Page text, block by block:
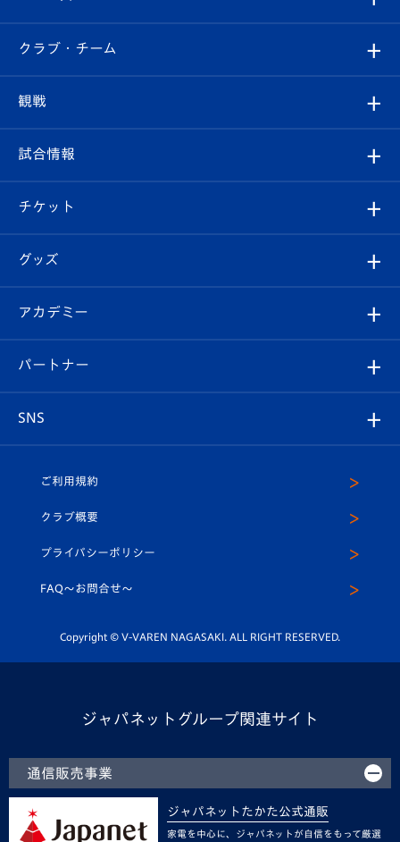
すべて
クラブ
試合情報
チケット
イベント
メディア
ホームタウン
クラブ・チーム
クラブ概要
エンブレム紹介
スタッフプロフィール
マスコット紹介
平和祈念活動
ホームタウン活動
観戦
観戦ルール
はじめての観戦ガイド
Revive Team
ヴィヴィくんの長崎おもてなしガイド
試合情報
試合日程/結果
フォトギャラリー
スタジアムグルメ
チケット
チケット
V-LOVERS（ファンクラブ）
プレイヤーズスイート
グッズ
オンラインショップ
店舗情報
アカデミー
育成からのお知らせ
U-18
スクール
パートナー
SNS
ヴィヴィくんインスタグラム
公式LINE＠
ご利用規約
クラブ概要
プライバシーポリシー
FAQ〜お問合せ〜
Copyright © V-VAREN NAGASAKI. ALL RIGHT RESERVED.
ジャパネットグループ関連サイト
通信販売事業
ジャパネットたかた公式通販
家電を中心に、ジャパネットが自信をもって厳選